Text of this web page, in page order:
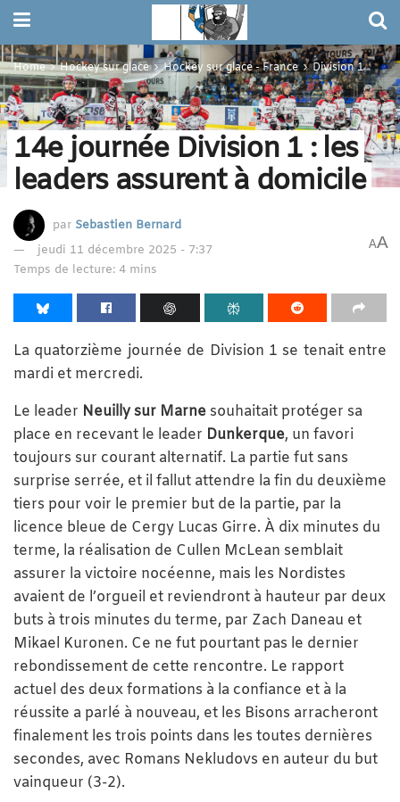
Home Hockey sur glace Hockey sur glace - France Division 1
14e journée Division 1 : les
leaders assurent à domicile
par Sebastien Bernard
jeudi 11 décembre 2025 - 7:37
Temps de lecture: 4 mins
AA
La quatorzième journée de Division 1 se tenait entre
mardi et mercredi.
Le leader Neuilly sur Marne souhaitait protéger sa
place en recevant le leader Dunkerque, un favori
toujours sur courant alternatif. La partie fut sans
surprise serrée, et il fallut attendre la fin du deuxième
tiers pour voir le premier but de la partie, par la
licence bleue de Cergy Lucas Girre. À dix minutes du
terme, la réalisation de Cullen McLean semblait
assurer la victoire nocéenne, mais les Nordistes
avaient de l’orgueil et reviendront à hauteur par deux
buts à trois minutes du terme, par Zach Daneau et
Mikael Kuronen. Ce ne fut pourtant pas le dernier
rebondissement de cette rencontre. Le rapport
actuel des deux formations à la confiance et à la
réussite a parlé à nouveau, et les Bisons arracheront
finalement les trois points dans les toutes dernières
secondes, avec Romans Nekludovs en auteur du but
vainqueur (3-2).